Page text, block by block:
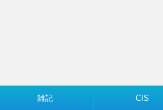
雑記 CIS